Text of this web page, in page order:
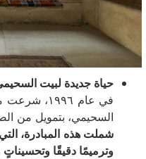
حياة جديدة لبيت
في عام
السحيمي، بتمويل من
شملت هذه المبادرة، التي
وترميمًا دقيقًا